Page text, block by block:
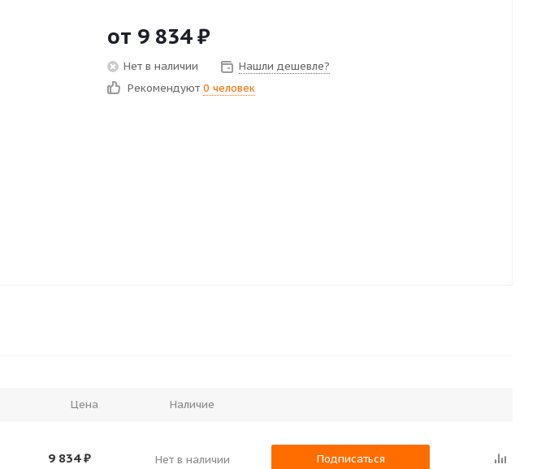
от 9 834₽
Нет в наличии
Нашли дешевле?
Рекомендуют 0 человек
Цена Наличие
9 834₽ Нет в наличии Подписаться